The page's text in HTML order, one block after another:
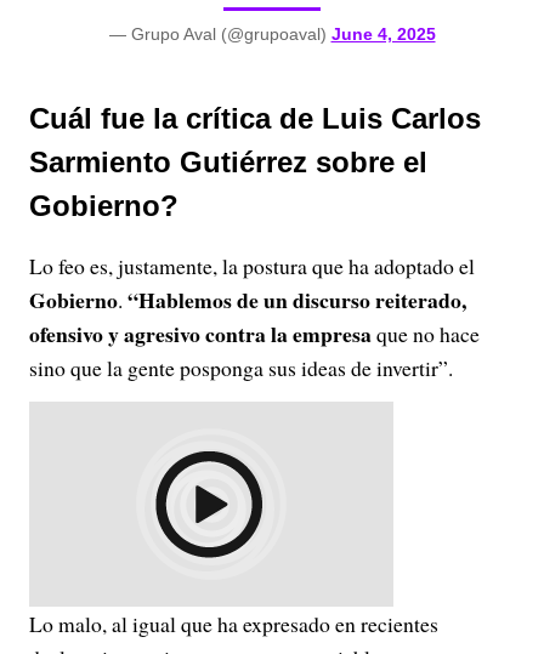
— Grupo Aval (@grupoaval) June 4, 2025
Cuál fue la crítica de Luis Carlos
Sarmiento Gutiérrez sobre el
Gobierno?
Lo feo es, justamente, la postura que ha adoptado el
Gobierno. “Hablemos de un discurso reiterado,
ofensivo y agresivo contra la empresaque no hace
sino que la gente posponga sus ideas de invertir”.
Lo malo, al igual que ha expresado en recientes